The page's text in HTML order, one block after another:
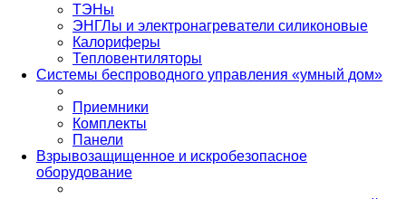
ТЭНы
ЭНГЛы и электронагреватели силиконовые
Калориферы
Тепловентиляторы
Системы беспроводного управления «умный дом»
Приемники
Комплекты
Панели
Взрывозащищенное и искробезопасное
оборудование